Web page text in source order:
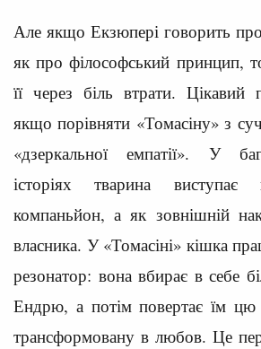
Але якщо Екзюпері говорить про
як про філософський принцип,
її через біль втрати. Цікавий
якщо порівняти «Томасіну» з
«дзеркальної емпатії». У
історіях тварина
компаньйон, а як зовнішній
власника. У «Томасіні» кішка
резонатор: вона вбирає в себе
Ендрю, а потім повертає їм цю
трансформовану в любов. Це